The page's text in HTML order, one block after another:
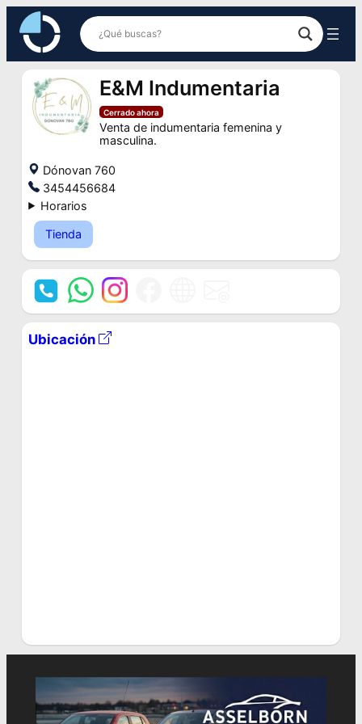
Saltar
contenido
E&M Indumentaria
Cerrado ahora
Venta de indumentaria femenina y
masculina.
Dónovan 760
3454456684
Horarios
Tienda
Ubicación